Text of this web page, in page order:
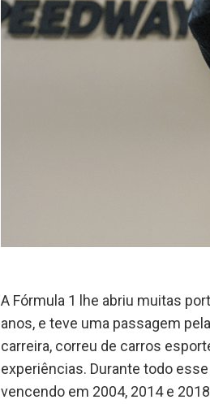
A Fórmula 1 lhe abriu muitas
anos, e teve uma passagem
carreira, correu de carros
experiências. Durante todo
vencendo em 2004, 2014 e